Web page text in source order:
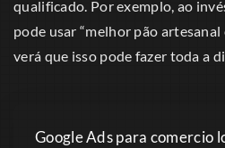
qualificado. Por exemplo, ao
pode usar “melhor pão artesanal
verá que isso pode fazer toda a
Google Ads para comercio